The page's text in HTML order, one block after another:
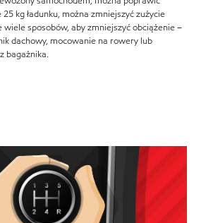
kg ładunku, można zmniejszyć zużycie
wiele sposobów, aby zmniejszyć obciążenie –
dachowy, mocowanie na rowery lub
bagażnika.